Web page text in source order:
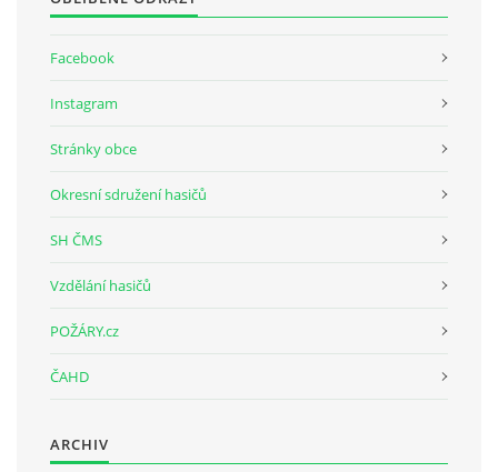
Facebook
Instagram
Stránky obce
Okresní sdružení hasičů
SH ČMS
Vzdělání hasičů
POŽÁRY.cz
ČAHD
ARCHIV